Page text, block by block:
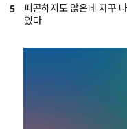
5
피곤하지도 않은데 자꾸
있다